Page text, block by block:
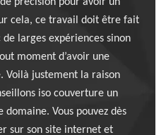
cela, ce travail doit être fait
larges expériences sinon
moment d’avoir une
Voilà justement la raison
iso couverture un
Vous pouvez dès
sur son site internet et